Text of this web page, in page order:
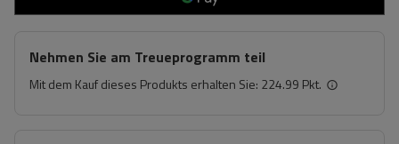
Nehmen Sie am Treueprogramm teil
Mit dem Kauf dieses Produkts erhalten Sie: 224.99 Pkt.